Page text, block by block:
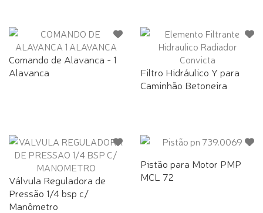
Comando de Alavanca - 1
Alavanca
Filtro Hidráulico Y para
Caminhão Betoneira
Válvula Reguladora de
Pressão 1/4 bsp c/
Manômetro
Pistão para Motor PMP
MCL 72